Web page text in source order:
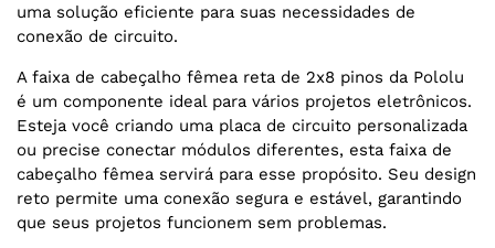
uma solução eficiente para suas necessidades de
conexão de circuito.
A faixa de cabeçalho fêmea reta de 2x8 pinos da Pololu
é um componente ideal para vários projetos eletrônicos.
Esteja você criando uma placa de circuito personalizada
ou precise conectar módulos diferentes, esta faixa de
cabeçalho fêmea servirá para esse propósito. Seu design
reto permite uma conexão segura e estável, garantindo
que seus projetos funcionem sem problemas.